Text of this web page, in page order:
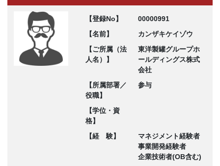
【登録No】
00000991
【名前】
カンザキケイゾウ
【ご所属（法
人名）】
東洋製罐グループホ
ールディングス株式
会社
【所属部署／
役職】
参与
【学位・資
格】
【経 験】
マネジメント経験者
事業開発経験者
企業技術者(OB含む)